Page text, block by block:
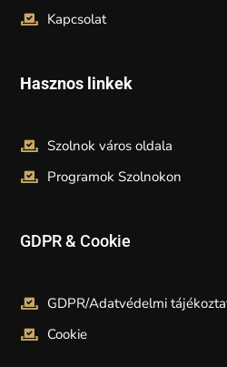
Kapcsolat
Hasznos linkek
Szolnok város oldala
Programok Szolnokon
GDPR & Cookie
GDPR/Adatvédelmi
Cookie